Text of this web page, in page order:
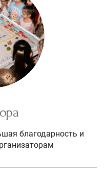
благодарность и